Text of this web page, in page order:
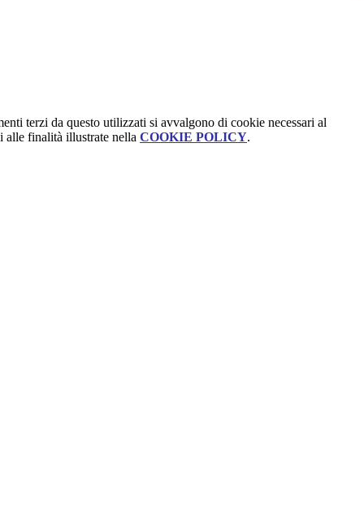
terzi da questo utilizzati si avvalgono di cookie necessari al
alle finalità illustrate nella COOKIE POLICY.